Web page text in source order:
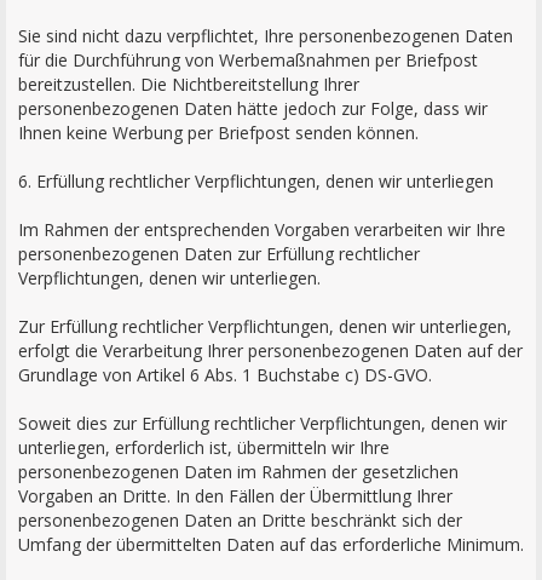
Sie sind nicht dazu verpflichtet, Ihre personenbezogenen Daten
für die Durchführung von Werbemaßnahmen per Briefpost
bereitzustellen. Die Nichtbereitstellung Ihrer
personenbezogenen Daten hätte jedoch zur Folge, dass wir
Ihnen keine Werbung per Briefpost senden können.
6. Erfüllung rechtlicher Verpflichtungen, denen wir unterliegen
Im Rahmen der entsprechenden Vorgaben verarbeiten wir Ihre
personenbezogenen Daten zur Erfüllung rechtlicher
Verpflichtungen, denen wir unterliegen.
Zur Erfüllung rechtlicher Verpflichtungen, denen wir unterliegen,
erfolgt die Verarbeitung Ihrer personenbezogenen Daten auf der
Grundlage von Artikel 6 Abs. 1 Buchstabe c) DS-GVO.
Soweit dies zur Erfüllung rechtlicher Verpflichtungen, denen wir
unterliegen, erforderlich ist, übermitteln wir Ihre
personenbezogenen Daten im Rahmen der gesetzlichen
Vorgaben an Dritte. In den Fällen der Übermittlung Ihrer
personenbezogenen Daten an Dritte beschränkt sich der
Umfang der übermittelten Daten auf das erforderliche Minimum.